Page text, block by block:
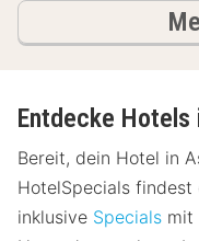
Entdecke Hotels
Bereit, dein Hotel in
HotelSpecials findest
inklusive Specials mit